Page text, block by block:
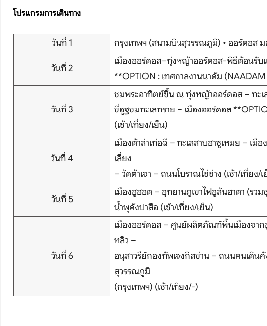
บริษัทเบสเฟรนด์ ฮอลิเดย์
เส้นทางที่ต้องการ
Share
โปรแกรมการเดินทาง
วันที่ 1 กรุงเทพฯ (สนามบินสุวรรณภูมิ) • ออร์ดอส ม
วันที่ 2
เมืองออร์ดอส–ทุ่งหญ้าออร์ดอส-พิธีต้อนรับ
**OPTION : เทศกาลงานนาดัม (NAADAM
วันที่ 3
ชมพระอาทิตย์ขึ้น ณ ทุ่งหญ้าออร์ดอส – ทะเล
ขี่อูฐชมทะเลทราย – เมืองออร์ดอส
(เช้า/เที่ยง/เย็น)
วันที่ 4
เมืองต้าล่าเท่อฉี – ทะเลสาบฮาซูเหมย –
เลี่ยง
– วัดต้าเจา – ถนนโบราณไซ่ซ่าง (เช้า/เที่ยง/เ
วันที่ 5
เมืองฮูฮอต – อุทยานภูเขาไฟอูลันฮาตา (รว
น้ำพุคังปาสือ (เช้า/เที่ยง/เย็น)
วันที่ 6
เมืองออร์ดอส – ศูนย์ผลิตภัณฑ์พื้นเมืองจา
หลิว –
อนุสาวรีย์กองทัพเจงกิสข่าน – ถนนคนเดิน
สุวรรณภูมิ
(กรุงเทพฯ) (เช้า/เที่ยง/-)